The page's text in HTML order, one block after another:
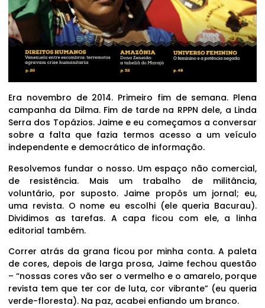
Era novembro de 2014. Primeiro fim de semana. Plena
campanha da Dilma. Fim de tarde na RPPN dele, a Linda
Serra dos Topázios. Jaime e eu começamos a conversar
sobre a falta que fazia termos acesso a um veículo
independente e democrático de informação.
Resolvemos fundar o nosso. Um espaço não comercial,
de resistência. Mais um trabalho de militância,
voluntário, por suposto. Jaime propôs um jornal; eu,
uma revista. O nome eu escolhi (ele queria Bacurau).
Dividimos as tarefas. A capa ficou com ele, a linha
editorial também.
Correr atrás da grana ficou por minha conta. A paleta
de cores, depois de larga prosa, Jaime fechou questão
– “nossas cores vão ser o vermelho e o amarelo, porque
revista tem que ter cor de luta, cor vibrante” (eu queria
verde-floresta). Na paz, acabei enfiando um branco.